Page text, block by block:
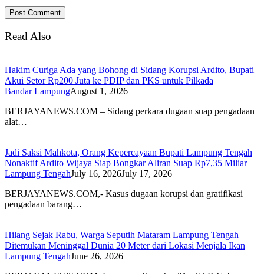
Read Also
Hakim Curiga Ada yang Bohong di Sidang Korupsi Ardito, Bupati
Akui Setor Rp200 Juta ke PDIP dan PKS untuk Pilkada
Bandar LampungAugust 1, 2026
BERJAYANEWS.COM – Sidang perkara dugaan suap pengadaan
alat…
Jadi Saksi Mahkota, Orang Kepercayaan Bupati Lampung Tengah
Nonaktif Ardito Wijaya Siap Bongkar Aliran Suap Rp7,35 Miliar
Lampung TengahJuly 16, 2026July 17, 2026
BERJAYANEWS.COM,- Kasus dugaan korupsi dan gratifikasi
pengadaan barang…
Hilang Sejak Rabu, Warga Seputih Mataram Lampung Tengah
Ditemukan Meninggal Dunia 20 Meter dari Lokasi Menjala Ikan
Lampung TengahJune 26, 2026